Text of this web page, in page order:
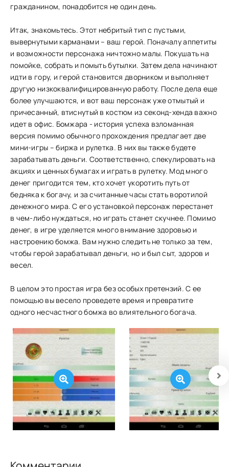
гражданином, понадобится не один день.
Итак, знакомьтесь. Этот небритый тип с пустыми,
вывернутыми карманами – ваш герой. Поначалу аппетиты
и возможности персонажа ничтожно малы. Покушать на
помойке, собрать и помыть бутылки. Затем дела начинают
идти в гору, и герой становится дворником и выполняет
другую низкоквалифицированную работу. После дела еще
более улучшаются, и вот ваш персонаж уже отмытый и
причесанный, втиснутый в костюм из секонд-хенда важно
идет в офис. Бомжара - история успеха взломанная
версия помимо обычного прохождения предлагает две
мини-игры – биржа и рулетка. В них вы также будете
зарабатывать деньги. Соответственно, спекулировать на
акциях и ценных бумагах и играть в рулетку. Мод много
денег пригодится тем, кто хочет укоротить путь от
бедняка к богачу, и за считанные часы стать воротилой
денежного мира. С его установкой персонаж перестанет
в чем-либо нуждаться, но играть станет скучнее. Помимо
денег, в игре уделяется много внимание здоровью и
настроению бомжа. Вам нужно следить не только за тем,
чтобы герой зарабатывал деньги, но и был сыт, здоров и
весел.
В целом это простая игра без особых претензий. С ее
помощью вы весело проведете время и превратите
одного несчастного бомжа во влиятельного богача.